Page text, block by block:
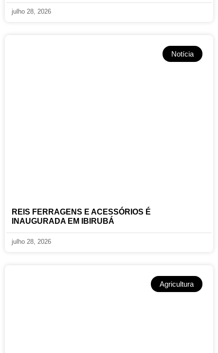
julho 28, 2026
Notícia
REIS FERRAGENS E ACESSÓRIOS É
INAUGURADA EM IBIRUBÁ
julho 28, 2026
Agricultura